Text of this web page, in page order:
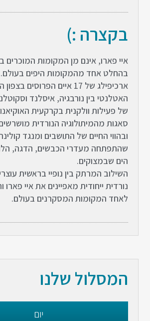
בקצרה :)
איי פארו, אינם מן המקומות המוכרים
בהחלט אחד מהמקומות היפים בעולם.
ארכיפילג של 17 איים הפרוסים
האטלנטי בין נורבגיה, איסלנד
של פעילות וולקנית בקרקעית
סאגות מהמיתולוגיה הנורדית
ובהווי החיים של התושבים ומנגד
שהתפתחה מעדרי הכבשים, הדגה,
הים שבמצוקים.
השילוב המרתק בין נופיי בראשית
נורדית ייחודית מאפיינים את איי פארו
לאחד המקומות המסקרנים בעולם.
המסלול שלנו
יום